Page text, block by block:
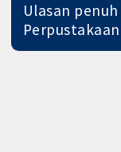
Ulasan